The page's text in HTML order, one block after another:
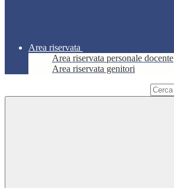
Area riservata
Area riservata personale docente
Area riservata genitori